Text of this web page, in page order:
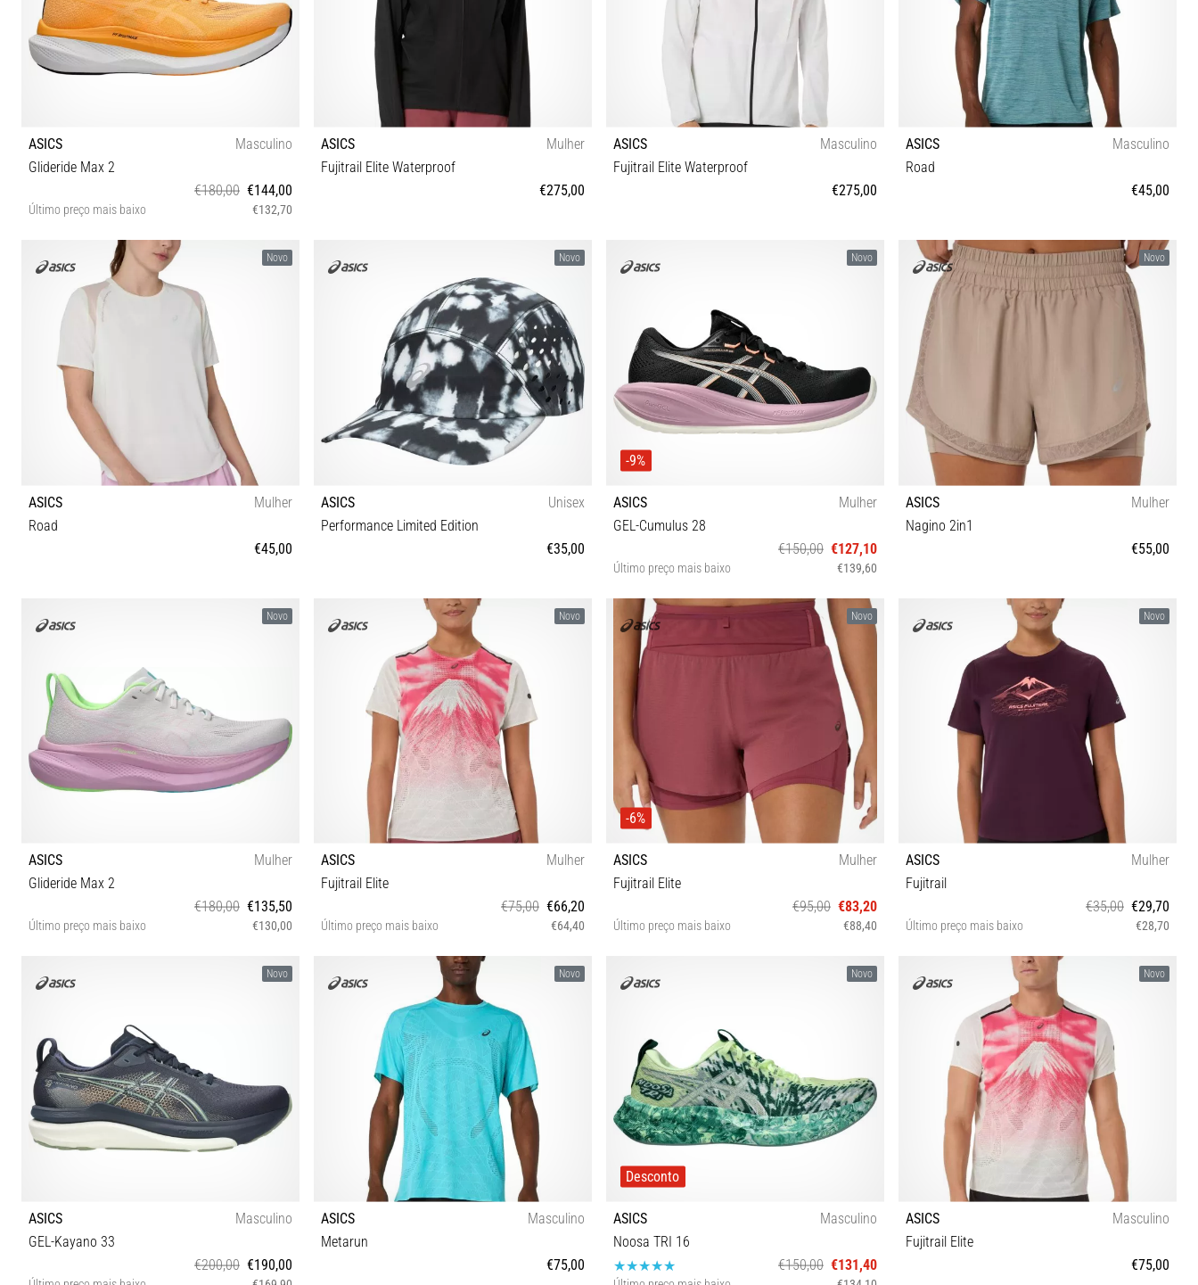
ASICS
Masculino
Glideride Max 2
€180,00 €144,00
Último preço mais baixo €132,70
40½ 41½ 42 42½ 43½ 44 44½ 45 46 46½ 47 48
ASICS
Mulher
Fujitrail Elite Waterproof
€275,00
ASICS
Masculino
Fujitrail Elite Waterproof
€275,00
ASICS
Masculino
Road
€45,00
XS S M L
Novo
ASICS
Mulher
Road
€45,00
Novo
ASICS
Unisex
Performance Limited Edition
€35,00
S/M M-L
Novo
-9%
ASICS
Mulher
GEL-Cumulus 28
€150,00 €127,10
Último preço mais baixo €139,60
37 37½ 38 39 39½ 40 40½ 41½ 42
Novo
ASICS
Mulher
Nagino 2in1
€55,00
XS S M L
Novo
ASICS
Mulher
Glideride Max 2
€180,00 €135,50
Último preço mais baixo €130,00
Novo
ASICS
Mulher
Fujitrail Elite
€75,00 €66,20
Último preço mais baixo €64,40
XS S M L
Novo
-6%
ASICS
Mulher
Fujitrail Elite
€95,00 €83,20
Último preço mais baixo €88,40
Novo
ASICS
Mulher
Fujitrail
€35,00 €29,70
Último preço mais baixo €28,70
XS S M L
Novo
ASICS
Masculino
GEL-Kayano 33
€200,00 €190,00
Novo
ASICS
Masculino
Metarun
€75,00
Novo
Desconto
ASICS
Masculino
Noosa TRI 16
€150,00 €131,40
Novo
ASICS
Masculino
Fujitrail Elite
€75,00